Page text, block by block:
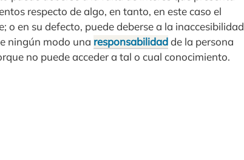
respecto de algo, en tanto, en este caso el
o en su defecto, puede deberse a la inaccesibilidad
ningún modo una responsabilidadde la persona
no puede acceder a tal o cual conocimiento.